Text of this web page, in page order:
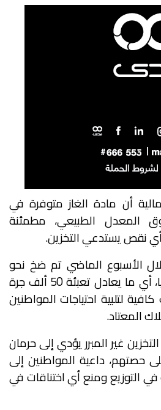
أن مادة الغاز متوفرة في
المعدل الطبيعي، مطمئنة
نقص يستدعي التخزين.
الأسبوع الماضي تم ضخ نحو
600 طن من الغاز يوميًا، أي ما يعادل تعبئة 50 ألف جرة
لتلبية احتياجات المواطنين
المعتاد.
غير المبرر يؤدي إلى حرمان
حصتهم، داعية المواطنين إلى
التوزيع ومنع أي اختناقات في